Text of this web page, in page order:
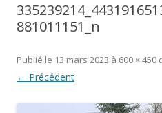
881011151_n
Publié le 13 mars 2023 à 600 × 450
← Précédent